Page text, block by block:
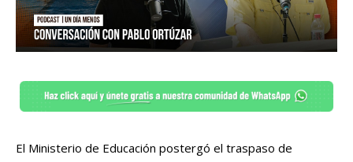
El Ministerio de Educación postergó el traspaso de